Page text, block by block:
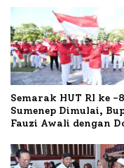
Semarak HUT RI ke -
Sumenep Dimulai,
Fauzi Awali dengan
Terbakar